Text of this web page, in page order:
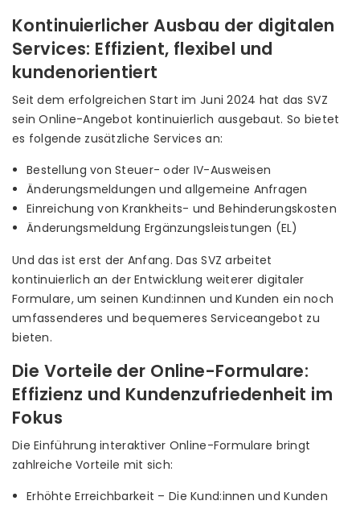
Kontinuierlicher Ausbau der digitalen
Services: Effizient, flexibel und
kundenorientiert
Seit dem erfolgreichen Start im Juni 2024 hat das SVZ
sein Online-Angebot kontinuierlich ausgebaut. So bietet
es folgende zusätzliche Services an:
Bestellung von Steuer- oder IV-Ausweisen
Änderungsmeldungen und allgemeine Anfragen
Einreichung von Krankheits- und Behinderungskosten
Änderungsmeldung Ergänzungsleistungen (EL)
Und das ist erst der Anfang. Das SVZ arbeitet
kontinuierlich an der Entwicklung weiterer digitaler
Formulare, um seinen Kund:innen und Kunden ein noch
umfassenderes und bequemeres Serviceangebot zu
bieten.
Die Vorteile der Online-Formulare:
Effizienz und Kundenzufriedenheit im
Fokus
Die Einführung interaktiver Online-Formulare bringt
zahlreiche Vorteile mit sich:
Erhöhte Erreichbarkeit – Die Kund:innen und Kunden